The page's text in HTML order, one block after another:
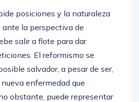
posiciones y la naturaleza
ante la perspectiva de
salir a flote para dar
El reformismo se
salvador, a pesar de ser,
enfermedad que
obstante, puede representar